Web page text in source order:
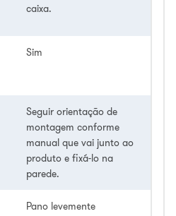
caixa.
Sim
Seguir orientação de
montagem conforme
manual que vai junto ao
produto e fixá-lo na
parede.
Pano levemente